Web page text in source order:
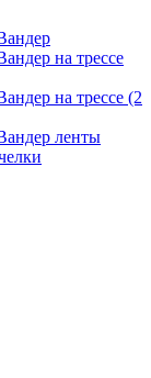
на трессе
на трессе (2
ленты